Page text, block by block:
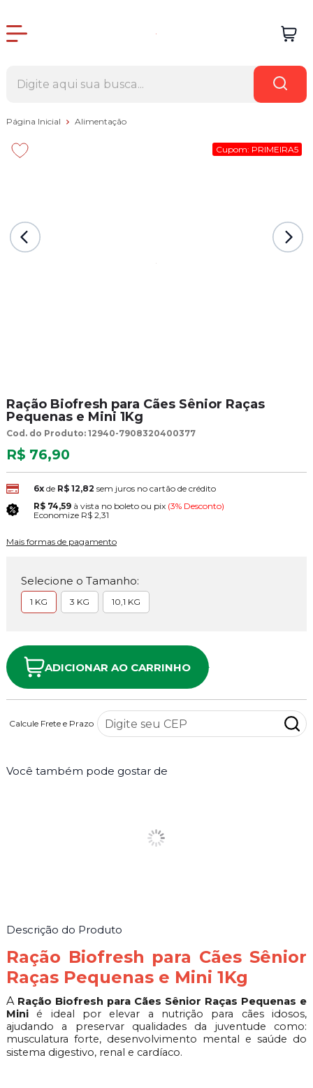
Página Inicial Alimentação
Cupom: PRIMEIRA5
Ração Biofresh para Cães Sênior Raças
Pequenas e Mini 1Kg
Cod. do Produto: 12940-7908320400377
R$ 76,90
6xde R$ 12,82 sem juros no cartão de crédito
R$ 74,59 à vista no boleto ou pix (3% Desconto)
Economize R$ 2,31
Mais formas de pagamento
Selecione o Tamanho:
1 KG 3 KG 10,1 KG
ADICIONAR AO CARRINHO
Calcule Frete e Prazo
Você também pode gostar de
Descrição do Produto
Ração Biofresh para Cães Sênior
Raças Pequenas e Mini 1Kg
A Ração Biofresh para Cães Sênior Raças Pequenas e
Minié ideal por elevar a nutrição para cães idosos,
ajudando a preservar qualidades da juventude como:
musculatura forte, desenvolvimento mental e saúde do
sistema digestivo, renal e cardíaco.